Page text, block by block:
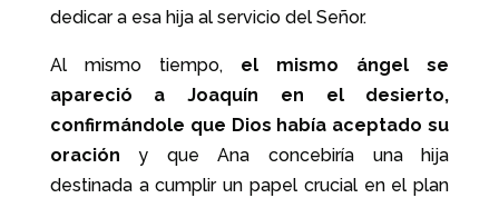
dedicar a esa hija al servicio del Señor.
Al mismo tiempo, el mismo ángel se
apareció a Joaquín en el desierto,
confirmándole que Dios había aceptado su
oración y que Ana concebiría una hija
destinada a cumplir un papel crucial en el plan